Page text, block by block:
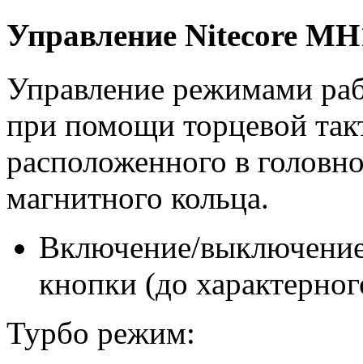
Управление Nitecore
Управление режимами
при помощи торцевой
расположенного в
магнитного кольца.
Включение/
кнопки (до
Турбо режим: